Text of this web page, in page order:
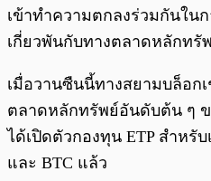
เข้าทำความตกลงร่วมกันใน
เกี่ยวพันกับทางตลาดหลักทรั
เมื่อวานซืนนี้ทางสยามบล็อก
ตลาดหลักทรัพย์อันดับต้น ๆ
ได้เปิดตัวกองทุน ETP สำหรั
และ BTC แล้ว